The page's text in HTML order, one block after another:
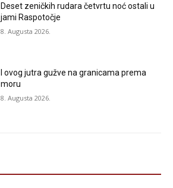
Deset zeničkih rudara četvrtu noć ostali u
jami Raspotočje
8. Augusta 2026.
I ovog jutra gužve na granicama prema
moru
8. Augusta 2026.